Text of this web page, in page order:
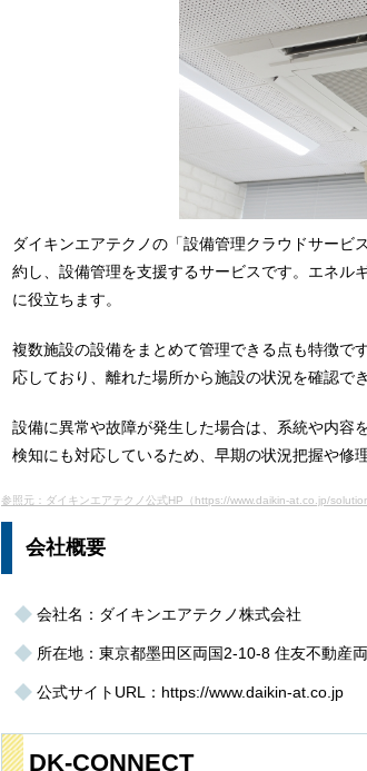
ダイキンエアテクノの「設備管理クラウドサービ
約し、設備管理を支援するサービスです。エネル
に役立ちます。
複数施設の設備をまとめて管理できる点も特徴で
応しており、離れた場所から施設の状況を確認でき
設備に異常や故障が発生した場合は、系統や内容
検知にも対応しているため、早期の状況把握や修
参照元：ダイキンエアテクノ公式HP（https://www.daikin-at.co.jp/
会社概要
会社名：ダイキンエアテクノ株式会社
所在地：東京都墨田区両国2-10-8 住友不動産
公式サイトURL：https://www.daikin-at.co.jp
DK-CONNECT